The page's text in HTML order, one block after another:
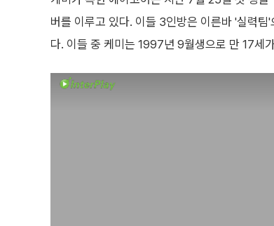
버를 이루고 있다. 이들 3인방은 이른바 '실력
다. 이들 중 케미는 1997년 9월생으로 만 17세